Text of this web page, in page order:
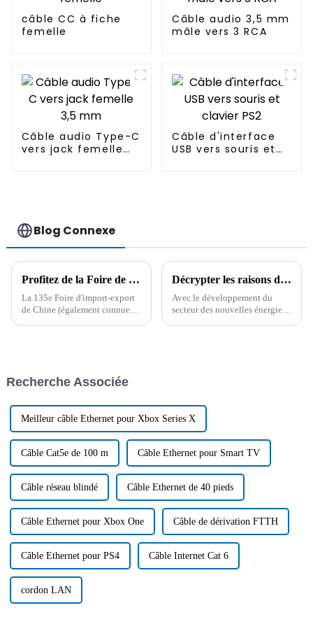
câble CC à fiche
femelle
Câble audio 3,5 mm
mâle vers 3 RCA
Câble audio Type-C
vers jack femelle
Câble d'interface
USB vers souris et
Blog Connexe
Profitez de la Foire de Canton : le système d'approvisionnement stable et les solutions de matières premières de Boying
La 135e Foire d'import-export
de Chine (également connue
international...
Décrypter les raisons de la tendance à la hausse des prix internationaux du cuivre
Avec le développement du
secteur des nouvelles énergies,
Recherche Associée
Meilleur câble Ethernet pour Xbox Series X
Câble Cat5e de 100 m Câble Ethernet pour Smart TV
Câble réseau blindé Câble Ethernet de 40 pieds
Câble Ethernet pour Xbox One Câble de dérivation FTTH
Câble Ethernet pour PS4 Câble Internet Cat 6
cordon LAN